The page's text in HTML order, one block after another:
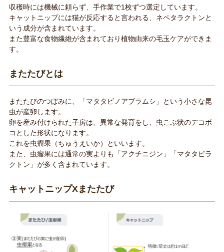
収穫時には機械に頼らず、手作業で1枚ずつ選定しています。
キャットニップには猫が反応すると言われる、ネペタラクトンと
いう成分が含まれています。
また豊富な食物繊維が含まれており植物由来の毛玉ケアができま
す。
またたびとは
またたびのつぼみに、「マタタビノアブラムシ」という小さな昆
虫が産卵します。
卵を産み付けられた子房は、異常な発育をし、虫こぶ状のデコボ
コとした形状になります。
これを虫瘤果（ちゅうえいか）といいます。
また、虫瘤果には通常の実よりも「アクチニジン」「マタタビラ
クトン」が多く含まれています。
キャットニップXまたたび